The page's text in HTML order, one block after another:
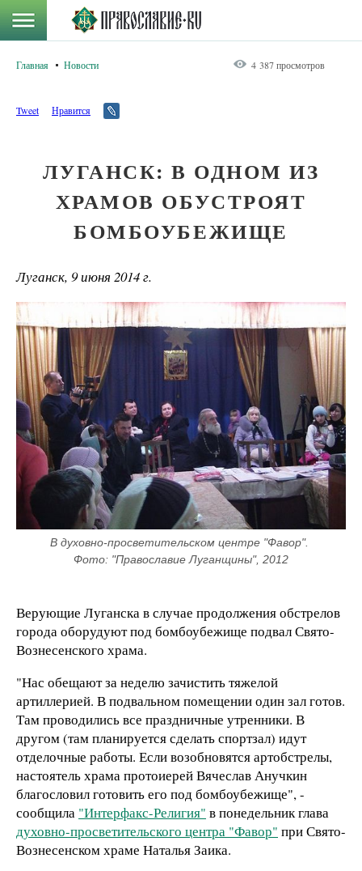
Главная Новости 4 387 просмотров
Tweet Нравится
ЛУГАНСК: В ОДНОМ ИЗ
ХРАМОВ ОБУСТРОЯТ
БОМБОУБЕЖИЩЕ
Луганск, 9 июня 2014 г.
В духовно-просветительском центре "Фавор".
Фото: "Православие Луганщины", 2012
Верующие Луганска в случае продолжения обстрелов
города оборудуют под бомбоубежище подвал Свято-
Вознесенского храма.
"Нас обещают за неделю зачистить тяжелой
артиллерией. В подвальном помещении один зал готов.
Там проводились все праздничные утренники. В
другом (там планируется сделать спортзал) идут
отделочные работы. Если возобновятся артобстрелы,
настоятель храма протоиерей Вячеслав Анучкин
благословил готовить его под бомбоубежище", -
сообщила "Интерфакс-Религия" в понедельник глава
духовно-просветительского центра "Фавор" при Свято-
Вознесенском храме Наталья Заика.